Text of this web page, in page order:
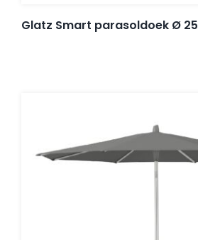
Glatz Smart parasoldoek Ø